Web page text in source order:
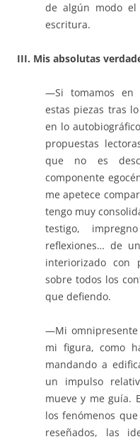
de algún modo el
escritura.
III. Mis absolutas
—Si tomamos en
estas piezas tras
en lo
propuestas
que no es
componente
me apetece
tengo muy
testigo,
reflexiones… de
interiorizado con
sobre todos los
que defiendo.
—Mi
mi figura, como
mandando a
un impulso
mueve y me guía.
los fenómenos
reseñados, las